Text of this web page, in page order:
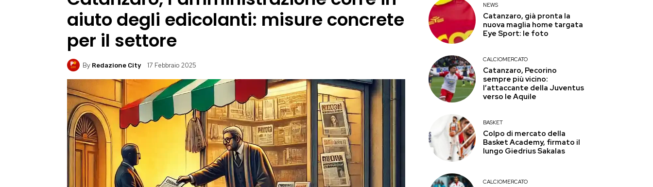
aiuto degli edicolanti: misure concrete
per il settore
By Redazione City 17 Febbraio 2025
NEWS
Catanzaro, già pronta la
nuova maglia home targata
Eye Sport: le foto
CALCIOMERCATO
Catanzaro, Pecorino
sempre più vicino:
l’attaccante della Juventus
verso le Aquile
BASKET
Colpo di mercato della
Basket Academy, firmato il
lungo Giedrius Sakalas
CALCIOMERCATO